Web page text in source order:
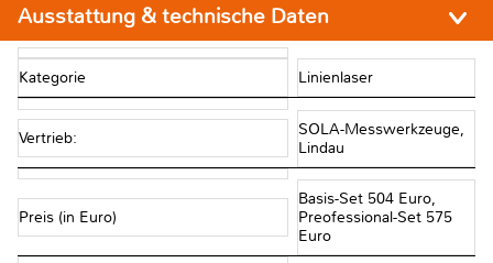
Ausstattung & technische Daten
Kategorie Linienlaser
Vertrieb:
SOLA-Messwerkzeuge,
Lindau
Preis (in Euro)
Basis-Set 504 Euro,
Preofessional-Set 575
Euro